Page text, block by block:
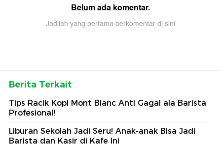
Belum ada komentar.
Jadilah yang pertama berkomentar di sini
Berita Terkait
Tips Racik Kopi Mont Blanc Anti Gagal ala Barista
Profesional!
Liburan Sekolah Jadi Seru! Anak-anak Bisa Jadi
Barista dan Kasir di Kafe Ini